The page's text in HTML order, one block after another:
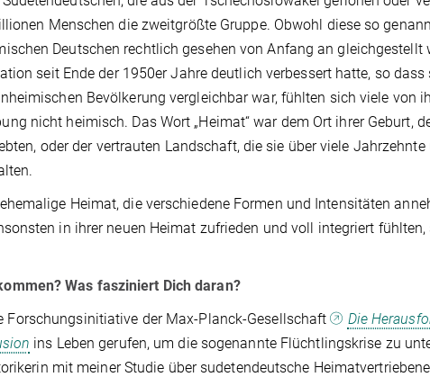
Menschen die zweitgrößte Gruppe. Obwohl diese so
Deutschen rechtlich gesehen von Anfang an gleichgestellt
seit Ende der 1950er Jahre deutlich verbessert hatte, so dass
Bevölkerung vergleichbar war, fühlten sich viele von
nicht heimisch. Das Wort „Heimat“ war dem Ort ihrer Geburt,
oder der vertrauten Landschaft, die sie über viele
Heimat, die verschiedene Formen und Intensitäten
in ihrer neuen Heimat zufrieden und voll integriert
Was fasziniert Dich daran?
Forschungsinitiative der Max-Planck-Gesellschaft
Die
ins Leben gerufen, um die sogenannte Flüchtlingskrise zu
mit meiner Studie über sudetendeutsche